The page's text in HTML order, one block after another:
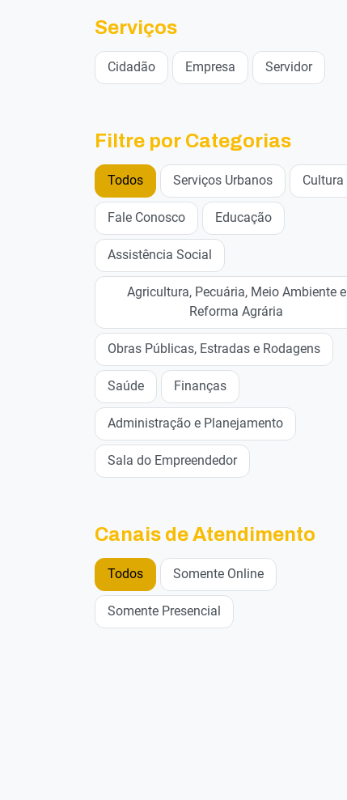
Serviços
Cidadão Empresa Servidor
Filtre por Categorias
Todos Serviços Urbanos Cultura
Fale Conosco Educação
Assistência Social
Agricultura, Pecuária, Meio Ambiente e
Reforma Agrária
Obras Públicas, Estradas e Rodagens
Saúde Finanças
Administração e Planejamento
Sala do Empreendedor
Canais de Atendimento
Todos Somente Online
Somente Presencial